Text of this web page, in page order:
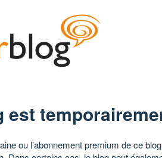
est
ou l’abonnement premium de ce